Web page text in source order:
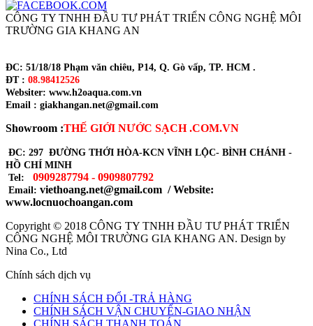
CÔNG TY TNHH ĐẦU TƯ PHÁT TRIỂN CÔNG NGHỆ MÔI
TRƯỜNG GIA KHANG AN
ĐC: 51/18/18 Phạm văn chiêu, P14, Q. Gò vấp, TP. HCM .
ĐT : 08.98412526
Websiter: www.h2oaqua.com.vn
Email : giakhangan.net@gmail.com
Showroom :THẾ GIỚI NƯỚC SẠCH .COM.VN
ĐC: 297 ĐƯỜNG THỚI HÒA-KCN VĨNH LỘC- BÌNH CHÁNH -
HỒ CHÍ MINH
Tel:
0909287794 - 0909807792
Email: viethoang.net@gmail.com / Website:
www.locnuochoangan.com
Copyright © 2018 CÔNG TY TNHH ĐẦU TƯ PHÁT TRIỂN
CÔNG NGHỆ MÔI TRƯỜNG GIA KHANG AN. Design by
Nina Co., Ltd
Chính sách dịch vụ
CHÍNH SÁCH ĐỔI -TRẢ HÀNG
CHÍNH SÁCH VẬN CHUYỂN-GIAO NHẬN
CHÍNH SÁCH THANH TOÁN